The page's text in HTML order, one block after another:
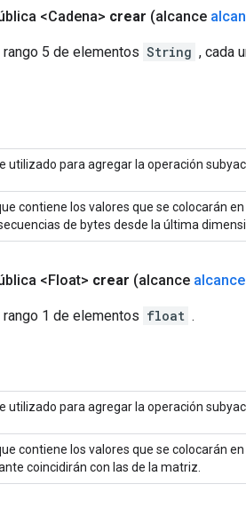
<Cadena> crear (alcance
5 de elementos String , cada
utilizado para agregar la operación
contiene los valores que se colocarán
de bytes desde la última
<Float> crear (alcance alcance
1 de elementos float .
utilizado para agregar la operación
contiene los valores que se colocarán
coincidirán con las de la matriz.